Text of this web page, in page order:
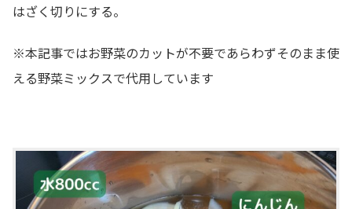
はざく切りにする。
※本記事ではお野菜のカットが不要であらわずそのまま使
える野菜ミックスで代用しています